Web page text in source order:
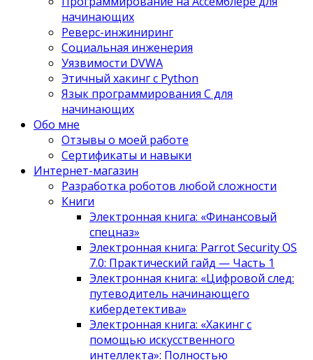
начинающих
Реверс-инжиниринг
Социальная инженерия
Уязвимости DVWA
Этичный хакинг с Python
Язык программирования С для
начинающих
Обо мне
Отзывы о моей работе
Сертификаты и навыки
Интернет-магазин
Разработка роботов любой сложности
Книги
Электронная книга: «Финансовый
спецназ»
Электронная книга: Parrot Security OS
7.0: Практический гайд — Часть 1
Электронная книга: «Цифровой след:
путеводитель начинающего
кибердетектива»
Электронная книга: «Хакинг с
помощью искусственного
интеллекта»: Полностью